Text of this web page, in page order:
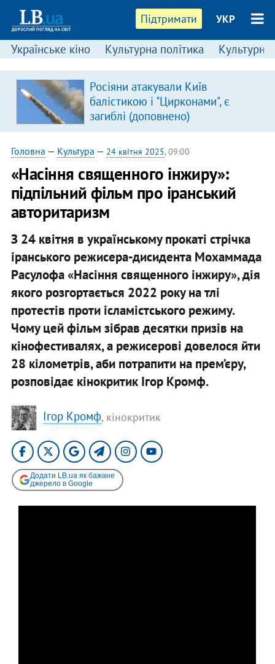
Підтримати УКР
Українське кіно Культурна політика Культурні
Росіяни атакували Київ
балістикою і "Цирконами", є
загиблі (доповнено)
Головна — Культура — 24 квітня 2025, 09:00
«Насіння священного інжиру»:
підпільний фільм про іранський
авторитаризм
З 24 квітня в українському прокаті стрічка
іранського режисера-дисидента Мохаммада
Расулофа «Насіння священного інжиру», дія
якого розгортається 2022 року на тлі
протестів проти ісламістського режиму.
Чому цей фільм зібрав десятки призів на
кінофестивалях, а режисерові довелося йти
28 кілометрів, аби потрапити на прем’єру,
розповідає кінокритик Ігор Кромф.
Ігор Кромф, кінокритик
Додати LB.ua як бажане
джерело в Google